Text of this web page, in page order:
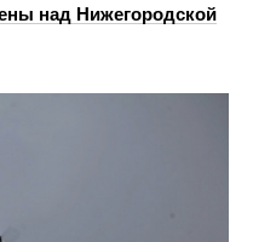
над Нижегородской